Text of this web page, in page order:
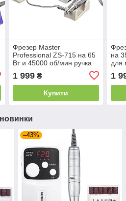
Фрезер Master
Professional ZS-715 на 65
Вт и 45000 об/мин ручка
педикюра, белый
1 999₴
Купити
на
для
1
новинки
–43%